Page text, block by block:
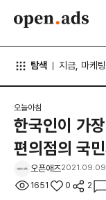
탐색 지금, 마케팅
오늘아침
한국인이 가
편의점의 국
오픈애즈
1651 0 2